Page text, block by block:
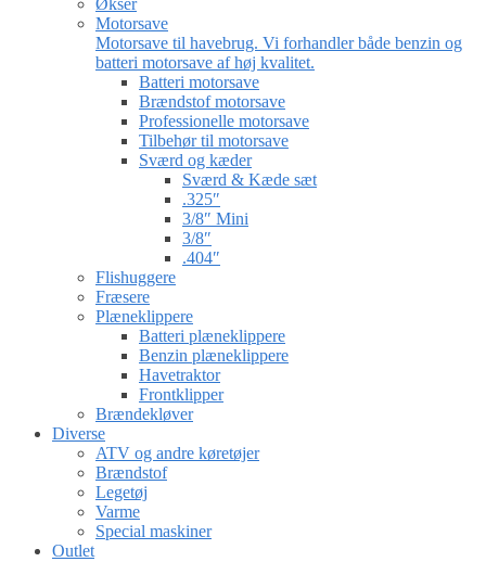
Økser
Motorsave
Motorsave til havebrug. Vi forhandler både benzin og
batteri motorsave af høj kvalitet.
Batteri motorsave
Brændstof motorsave
Professionelle motorsave
Tilbehør til motorsave
Sværd og kæder
Sværd & Kæde sæt
.325″
3/8″ Mini
3/8″
.404″
Flishuggere
Fræsere
Plæneklippere
Batteri plæneklippere
Benzin plæneklippere
Havetraktor
Frontklipper
Brændekløver
Diverse
ATV og andre køretøjer
Brændstof
Legetøj
Varme
Special maskiner
Outlet